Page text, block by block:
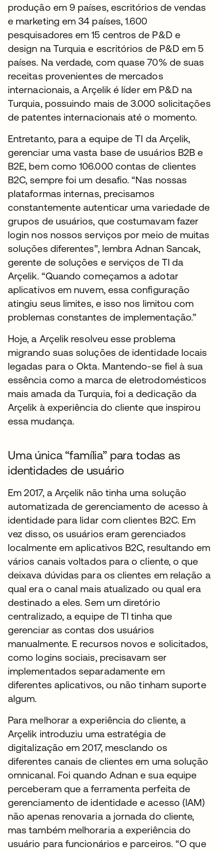
produção em 9 países, escritórios de vendas
e marketing em 34 países, 1.600
pesquisadores em 15 centros de P&D e
design na Turquia e escritórios de P&D em 5
países. Na verdade, com quase 70% de suas
receitas provenientes de mercados
internacionais, a Arçelik é líder em P&D na
Turquia, possuindo mais de 3.000 solicitações
de patentes internacionais até o momento.
Entretanto, para a equipe de TI da Arçelik,
gerenciar uma vasta base de usuários B2B e
B2E, bem como 106.000 contas de clientes
B2C, sempre foi um desafio. “Nas nossas
plataformas internas, precisamos
constantemente autenticar uma variedade de
grupos de usuários, que costumavam fazer
login nos nossos serviços por meio de muitas
soluções diferentes”, lembra Adnan Sancak,
gerente de soluções e serviços de TI da
Arçelik. “Quando começamos a adotar
aplicativos em nuvem, essa configuração
atingiu seus limites, e isso nos limitou com
problemas constantes de implementação.”
Hoje, a Arçelik resolveu esse problema
migrando suas soluções de identidade locais
legadas para o Okta. Mantendo-se fiel à sua
essência como a marca de eletrodomésticos
mais amada da Turquia, foi a dedicação da
Arçelik à experiência do cliente que inspirou
essa mudança.
Uma única “família” para todas as
identidades de usuário
Em 2017, a Arçelik não tinha uma solução
automatizada de gerenciamento de acesso à
identidade para lidar com clientes B2C. Em
vez disso, os usuários eram gerenciados
localmente em aplicativos B2C, resultando em
vários canais voltados para o cliente, o que
deixava dúvidas para os clientes em relação a
qual era o canal mais atualizado ou qual era
destinado a eles. Sem um diretório
centralizado, a equipe de TI tinha que
gerenciar as contas dos usuários
manualmente. E recursos novos e solicitados,
como logins sociais, precisavam ser
implementados separadamente em
diferentes aplicativos, ou não tinham suporte
algum.
Para melhorar a experiência do cliente, a
Arçelik introduziu uma estratégia de
digitalização em 2017, mesclando os
diferentes canais de clientes em uma solução
omnicanal. Foi quando Adnan e sua equipe
perceberam que a ferramenta perfeita de
gerenciamento de identidade e acesso (IAM)
não apenas renovaria a jornada do cliente,
mas também melhoraria a experiência do
usuário para funcionários e parceiros. “O que